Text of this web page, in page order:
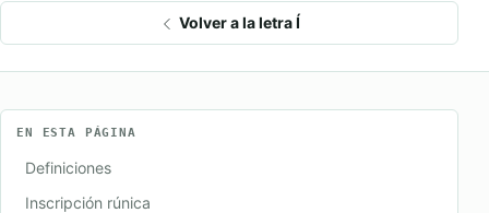
Volver a la letra Í
EN ESTA PÁGINA
Definiciones
Inscripción rúnica